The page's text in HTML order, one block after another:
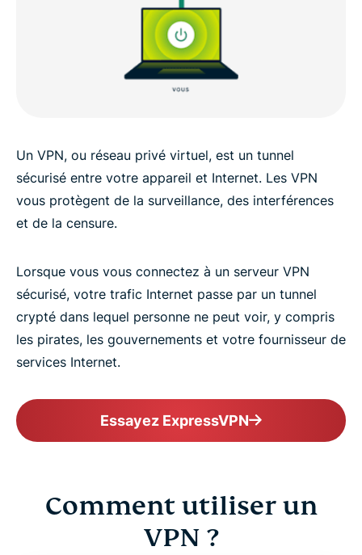
Un VPN, ou réseau privé virtuel, est un tunnel
sécurisé entre votre appareil et Internet. Les VPN
vous protègent de la surveillance, des interférences
et de la censure.
Lorsque vous vous connectez à un serveur VPN
sécurisé, votre trafic Internet passe par un tunnel
crypté dans lequel personne ne peut voir, y compris
les pirates, les gouvernements et votre fournisseur de
services Internet.
Essayez ExpressVPN
Comment utiliser un
VPN ?